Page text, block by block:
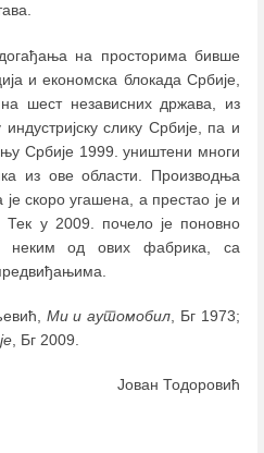
на просторима бивше
и економска блокада Србије,
шест независних држава, из
слику Србије, па и
Србије 1999. уништени многи
из ове области. Производња
скоро угашена, а престао је и
Тек у 2009. почело је поновно
неким од ових фабрика, са
Ми и аутомобил , Бг 1973;
, Бг 2009.
Јован Тодоровић